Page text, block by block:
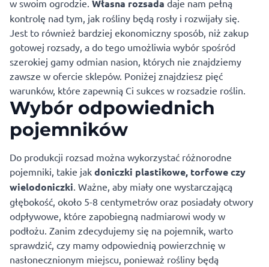
w swoim ogrodzie. Własna rozsada daje nam pełną
kontrolę nad tym, jak rośliny będą rosły i rozwijały się.
Jest to również bardziej ekonomiczny sposób, niż zakup
gotowej rozsady, a do tego umożliwia wybór spośród
szerokiej gamy odmian nasion, których nie znajdziemy
zawsze w ofercie sklepów. Poniżej znajdziesz pięć
warunków, które zapewnią Ci sukces w rozsadzie roślin.
Wybór odpowiednich
pojemników
Do produkcji rozsad można wykorzystać różnorodne
pojemniki, takie jak doniczki plastikowe, torfowe czy
wielodoniczki. Ważne, aby miały one wystarczającą
głębokość, około 5-8 centymetrów oraz posiadały otwory
odpływowe, które zapobiegną nadmiarowi wody w
podłożu. Zanim zdecydujemy się na pojemnik, warto
sprawdzić, czy mamy odpowiednią powierzchnię w
nasłonecznionym miejscu, ponieważ rośliny będą